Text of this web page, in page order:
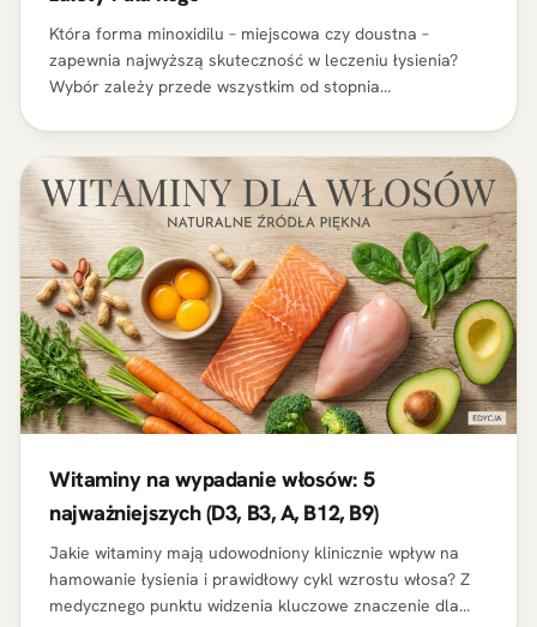
Która forma minoxidilu – miejscowa czy doustna –
zapewnia najwyższą skuteczność w leczeniu łysienia?
Wybór zależy przede wszystkim od stopnia
Witaminy na wypadanie włosów: 5
najważniejszych (D3, B3, A, B12, B9)
Jakie witaminy mają udowodniony klinicznie wpływ na
hamowanie łysienia i prawidłowy cykl wzrostu włosa? Z
medycznego punktu widzenia kluczowe znaczenie dla